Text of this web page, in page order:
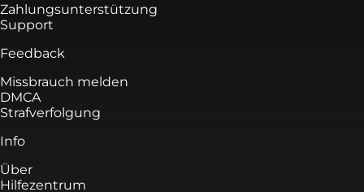
Zahlungsunterstützung
Support
Feedback
Missbrauch melden
DMCA
Strafverfolgung
Info
Über
Hilfezentrum